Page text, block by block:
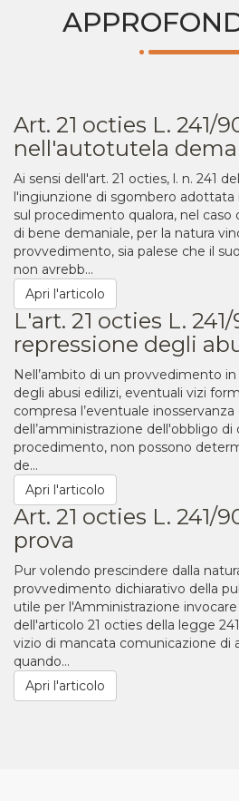
Art. 21 octies L. 241/
nell'autotutela
Ai sensi dell'art. 21 octies, l. n. 241
l'ingiunzione di sgombero adottata
sul procedimento qualora, nel caso
di bene demaniale, per la natura
provvedimento, sia palese che il
non avrebb...
Apri l'articolo
L'art. 21 octies L.
repressione degli
Nell’ambito di un provvedimento
degli abusi edilizi, eventuali vizi
compresa l’eventuale inosservanza
dell’amministrazione dell'obbligo
procedimento, non possono
de...
Apri l'articolo
Art. 21 octies L. 241/
prova
Pur volendo prescindere dalla
provvedimento dichiarativo della
utile per l'Amministrazione
dell'articolo 21 octies della legge
vizio di mancata comunicazione di
quando...
Apri l'articolo